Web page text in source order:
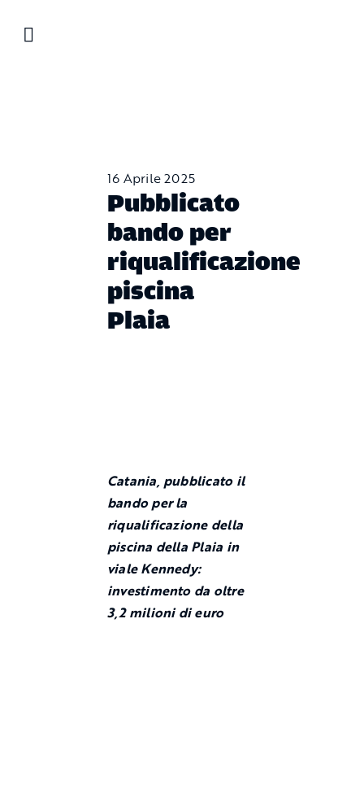
16 Aprile 2025
Pubblicato
bando per
riqualificazione
piscina
Plaia
Catania, pubblicato il
bando per la
riqualificazione della
piscina della Plaia in
viale Kennedy:
investimento da oltre
3,2 milioni di euro